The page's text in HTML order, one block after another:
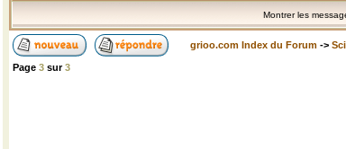
Montrer les
grioo.com Index du Forum ->
Page 3 sur3